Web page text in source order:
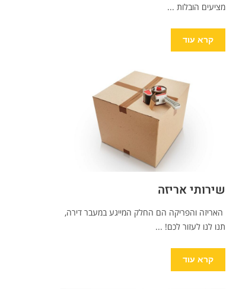
מציעים הובלות ...
קרא עוד
שירותי אריזה
האריזה והפריקה הם החלק המייגע במעבר דירה,
תנו לנו לעזור לכם! ...
קרא עוד